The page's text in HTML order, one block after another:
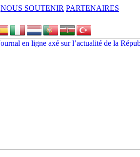
NOUS SOUTENIR PARTENAIRES